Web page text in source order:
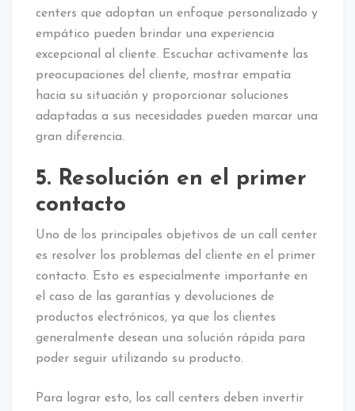
centers que adoptan un enfoque personalizado y
empático pueden brindar una experiencia
excepcional al cliente. Escuchar activamente las
preocupaciones del cliente, mostrar empatía
hacia su situación y proporcionar soluciones
adaptadas a sus necesidades pueden marcar una
gran diferencia.
5. Resolución en el primer
contacto
Uno de los principales objetivos de un call center
es resolver los problemas del cliente en el primer
contacto. Esto es especialmente importante en
el caso de las garantías y devoluciones de
productos electrónicos, ya que los clientes
generalmente desean una solución rápida para
poder seguir utilizando su producto.
Para lograr esto, los call centers deben invertir